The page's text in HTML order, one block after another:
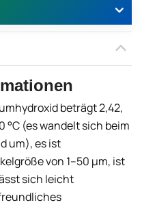
beträgt 2,42,
°C (es wandelt sich beim
um), es ist
von 1–50 μm, ist
sich leicht